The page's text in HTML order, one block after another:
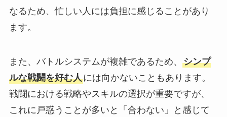
なるため、忙しい人には負担に感じることがあり
ます。
また、バトルシステムが複雑であるため、 シンプ
ルな戦闘を好む人には向かないこともあります。
戦闘における戦略やスキルの選択が重要ですが、
これに戸惑うことが多いと「合わない」と感じて